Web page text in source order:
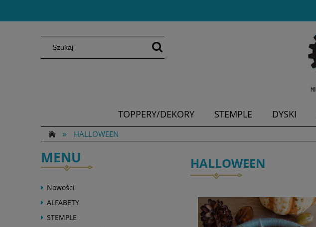
TOPPERY/DEKORY STEMPLE DYSKI
»
HALLOWEEN
MENU
Nowości
ALFABETY
STEMPLE
HALLOWEEN